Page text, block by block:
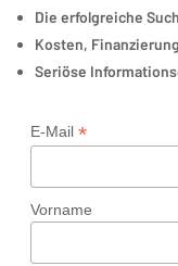
Die erfolgreiche
Kosten,
Seriöse
E-Mail *
Vorname